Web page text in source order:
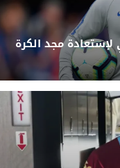
مجد الكرة